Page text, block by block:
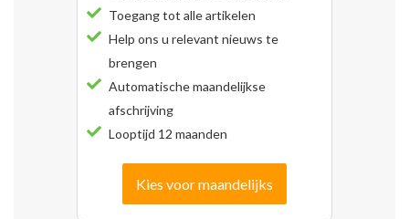
Toegang tot alle artikelen
Help ons u relevant nieuws te
brengen
Automatische maandelijkse
afschrijving
Looptijd 12 maanden
Kies voor maandelijks